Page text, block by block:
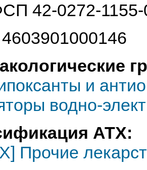
42-0272-1155-
4603901000146
и
водно-
АТХ:
Прочие